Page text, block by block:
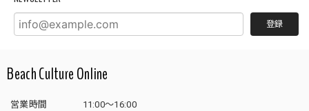
登録
Beach Culture Online
営業時間
11:00～16:00